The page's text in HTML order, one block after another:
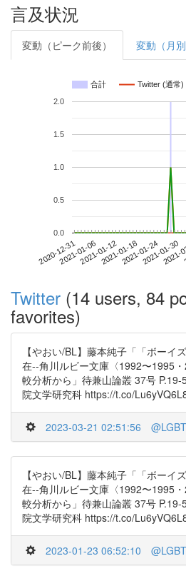
言及状況
変動（ピーク前後） 変動（月別
合計 Twitter (通常)
2020-12-312021-01-062021-01-122021-01-182021-01-242021-01-30
0.0
0.5
1.0
1.5
2.0
Twitter (14 users, 84
favorites)
【やおい/BL】藤本純子「「ボーイ
在--角川ルビー文庫〈1992〜1995
較分析から」待兼山論叢 37号
院文学研究科 https://t.co/
2023-03-21 02:51:56
【やおい/BL】藤本純子「「ボーイ
在--角川ルビー文庫〈1992〜1995
較分析から」待兼山論叢 37号
院文学研究科 https://t.co/
2023-01-23 06:52:10